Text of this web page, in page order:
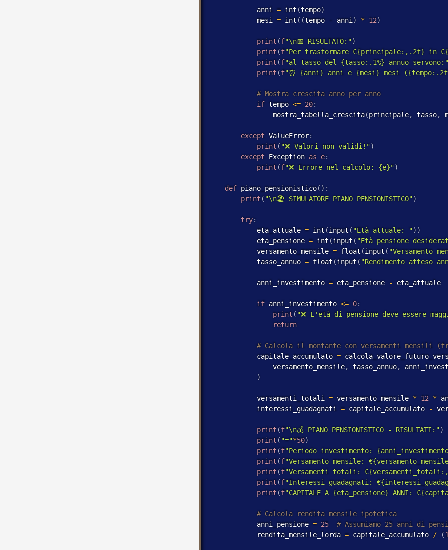
            anni
= int (tempo)
            mesi
= int ( (tempo - anni ) * 12)
print (f"\n📅 RISULTATO:")
print (f"Per trasformare €{principale:,.2f} in
print (f"al tasso del {tasso:.1%} annuo servono:"
print (f"⏰ {anni} anni e {mesi} mesi
# Mostra crescita anno per anno
if tempo <= 20:
                mostra_tabella_crescita
(principale, tasso,
except ValueError:
print ( "❌ Valori non validi!")
except Exception as e:
print (f"❌ Errore nel calcolo: {e}")
def piano_pensionistico( ) :
print ( "\n🏖️ SIMULATORE PIANO PENSIONISTICO")
try:
            eta_attuale
= int (input ( "Età attuale: ") )
            eta_pensione
= int (input ( "Età pensione
            versamento_mensile
= float (input ( "Versamento
            tasso_annuo
= float (input ( "Rendimento atteso
            anni_investimento
= eta_pensione - eta_attuale
if anni_investimento <= 0:
print ( "❌ L'età di pensione deve essere
return
            capitale_accumulato
=
                versamento_mensile
, tasso_annuo,
)
            versamenti_totali
= versamento_mensile * 12 *
            interessi_guadagnati
= capitale_accumulato -
print (f"\n💰 PIANO PENSIONISTICO - RISULTATI:")
print ( "="*50)
print (f"Periodo investimento:
print (f"Versamento mensile:
print (f"Versamenti totali:
print (f"Interessi guadagnati:
print (f"CAPITALE A {eta_pensione} ANNI:
# Calcola rendita mensile ipotetica
            anni_pensione
= 25
            rendita_mensile_lorda
= capitale_accumulato / (